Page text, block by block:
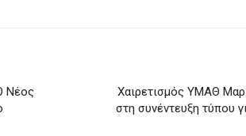
Νέος
Χαιρετισμός ΥΜΑΘ
στη συνέντευξη τύπου